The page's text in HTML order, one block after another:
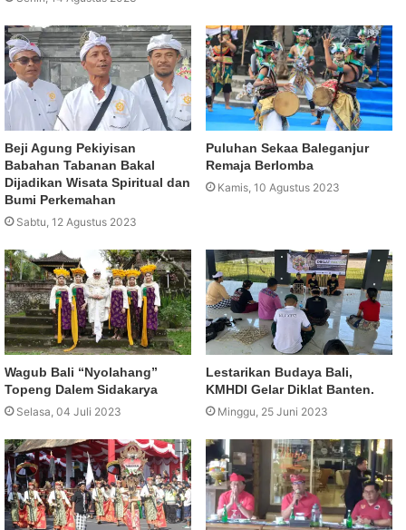
Beji Agung Pekiyisan
Babahan Tabanan Bakal
Dijadikan Wisata Spiritual dan
Bumi Perkemahan
Sabtu, 12 Agustus 2023
Puluhan Sekaa Baleganjur
Remaja Berlomba
Kamis, 10 Agustus 2023
Wagub Bali “Nyolahang”
Topeng Dalem Sidakarya
Selasa, 04 Juli 2023
Lestarikan Budaya Bali,
KMHDI Gelar Diklat Banten.
Minggu, 25 Juni 2023